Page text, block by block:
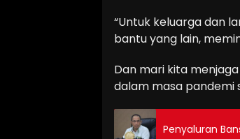
“Untuk keluarga dan
bantu yang lain,
Dan mari kita
dalam masa pandemi
Penyaluran